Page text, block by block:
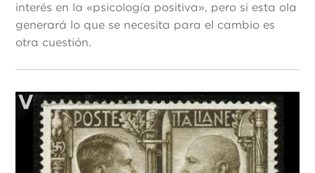
interés en la «psicología positiva», pero si esta ola
generará lo que se necesita para el cambio es
otra cuestión.